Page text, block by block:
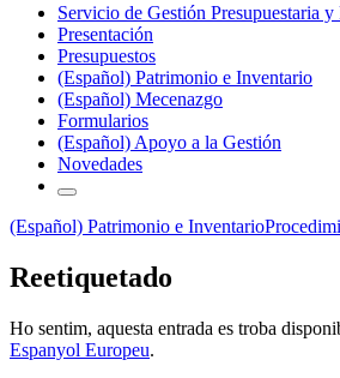
Servicio de Gestión Presupuestaria
Presentación
Presupuestos
(Español) Patrimonio e Inventario
(Español) Mecenazgo
Formularios
(Español) Apoyo a la Gestión
Novedades
(Español) Patrimonio e Inventario
Reetiquetado
Ho sentim, aquesta entrada es troba
Espanyol Europeu.